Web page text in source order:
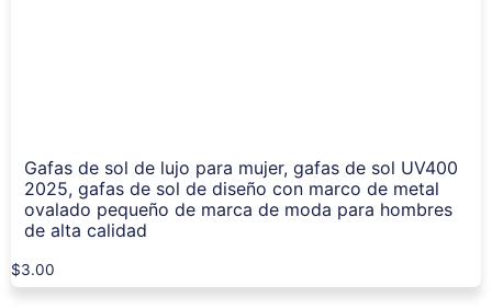
Gafas de sol de lujo para mujer, gafas de sol UV400
2025, gafas de sol de diseño con marco de metal
ovalado pequeño de marca de moda para hombres
de alta calidad
$3.00